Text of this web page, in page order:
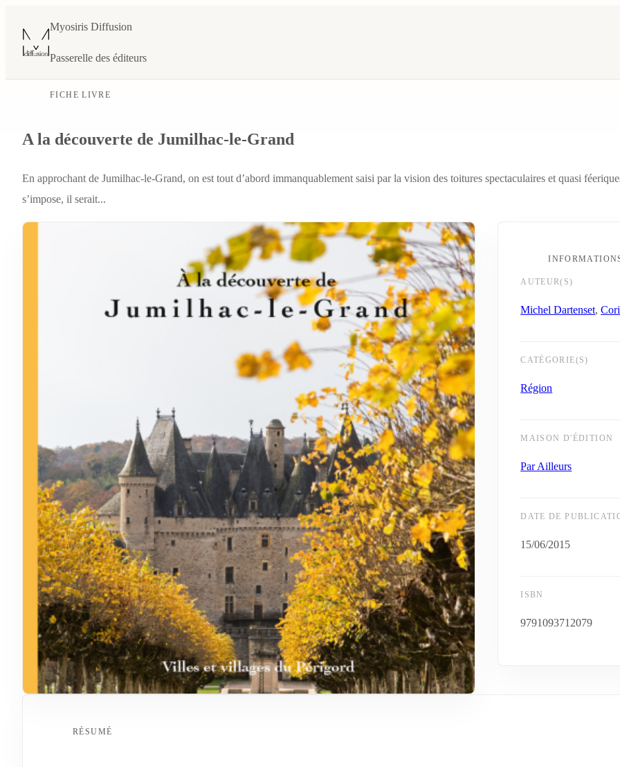
Myosiris Diffusion
Passerelle des éditeurs
FICHE LIVRE
A la découverte de Jumilhac-le-Grand
En approchant de Jumilhac-le-Grand, on est tout d’abord immanquablement saisi par la vision des toitures spectaculaires et quasi
s’impose, il serait...
AUTEUR(S)
Michel Dartenset,
CATÉGORIE(S)
Région
MAISON D'ÉDITION
Par Ailleurs
DATE DE
15/06/2015
ISBN
9791093712079
RÉSUMÉ